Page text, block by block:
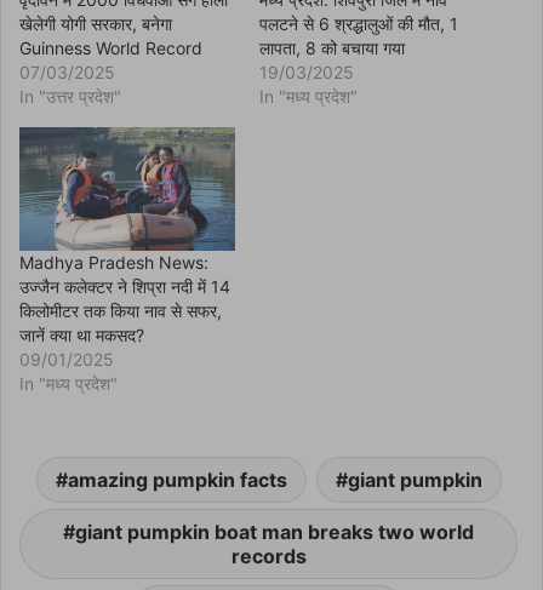
n
e
w
w
i
n
d
o
)
खेलेगी योगी सरकार, बनेगा
Guinness World Record
07/03/2025
In "उत्तर प्रदेश"
पलटने से 6 श्रद्धालुओं की मौत, 1
लापता, 8 को बचाया गया
19/03/2025
In "मध्य प्रदेश"
Madhya Pradesh News:
उज्जैन कलेक्टर ने शिप्रा नदी में 14
किलोमीटर तक किया नाव से सफर,
जानें क्या था मकसद?
09/01/2025
In "मध्य प्रदेश"
amazing pumpkin facts giant pumpkin
giant pumpkin boat man breaks two world
records